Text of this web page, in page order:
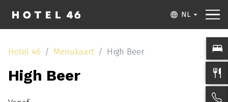
NL
Hotel 46 Menukaart High Beer
High Beer